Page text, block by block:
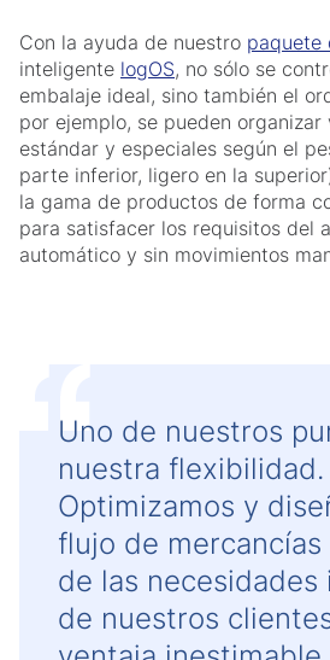
Con la ayuda de nuestro paquete
inteligente logOS, no sólo se
embalaje ideal, sino también el
por ejemplo, se pueden organizar
estándar y especiales según el
parte inferior, ligero en la
la gama de productos de forma
para satisfacer los requisitos del
automático y sin movimientos
Uno de nuestros
nuestra flexibilidad.
Optimizamos y
flujo de
de las necesidades
de nuestros